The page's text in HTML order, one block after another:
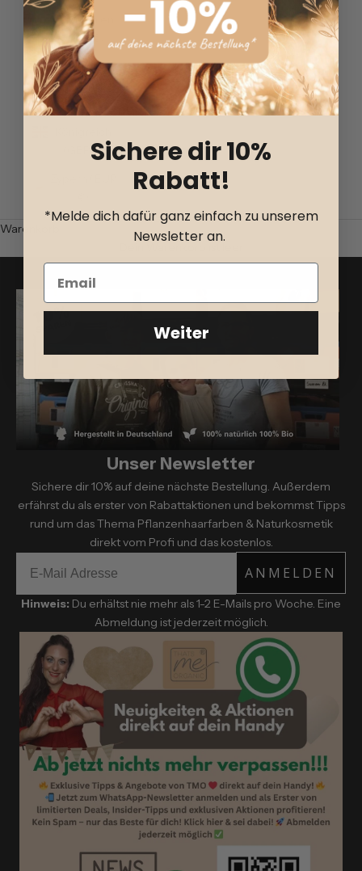
Tschechien
(EUR €)
Ungarn (EUR
€)
Vereinigtes
(GBP £)
Warenkorb
Unser Newsletter
Sichere dir 10% auf deine nächste Bestellung. Außerdem
erfährst du als erster von Rabattaktionen und bekommst Tipps
rund um das Thema Pflanzenhaarfarben & Naturkosmetik
direkt vom Profi und das kostenlos.
ANMELDEN
Hinweis: Du erhältst nie mehr als 1-2 E-Mails pro Woche. Eine
Abmeldung ist jederzeit möglich.
Sichere dir 10%
Rabatt!
*Melde dich dafür ganz einfach zu unserem
Newsletter an.
Weiter